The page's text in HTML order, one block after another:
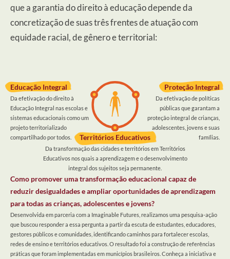
que a garantia do direito à educação depende da
concretização de suas três frentes de atuação com
equidade racial, de gênero e territorial:
Educação Integral
Da efetivação do direito à
Educação Integral nas escolas e
sistemas educacionais como um
projeto territorializado
compartilhado por todos.
Proteção Integral
Da efetivação de políticas
públicas que garantam a
proteção integral de crianças,
adolescentes, jovens e suas
famílias.
Territórios Educativos
Da transformação das cidades e territórios em Territórios
Educativos nos quais a aprendizagem e o desenvolvimento
integral dos sujeitos seja permanente.
Como promover uma transformação educacional capaz de
reduzir desigualdades e ampliar oportunidades de aprendizagem
para todas as crianças, adolescentes e jovens?
Desenvolvida em parceria com a Imaginable Futures, realizamos uma pesquisa-ação
que buscou responder a essa pergunta a partir da escuta de estudantes, educadores,
gestores públicos e comunidades, identificando caminhos para fortalecer escolas,
redes de ensino e territórios educativos. O resultado foi a construção de referências
práticas que foram implementadas em municípios brasileiros. Conheça a iniciativa e